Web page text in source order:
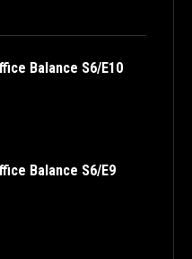
Balance S6/E10
Balance S6/E9